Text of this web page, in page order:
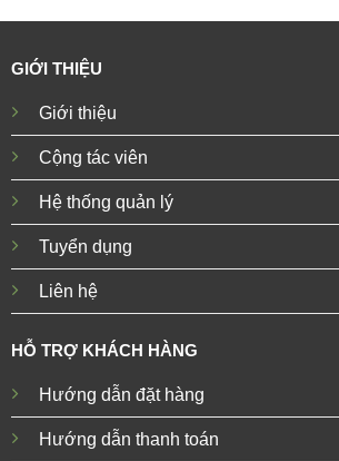
GIỚI THIỆU
Giới thiệu
Cộng tác viên
Hệ thống quản lý
Tuyển dụng
Liên hệ
HỖ TRỢ KHÁCH HÀNG
Hướng dẫn đặt hàng
Hướng dẫn thanh toán